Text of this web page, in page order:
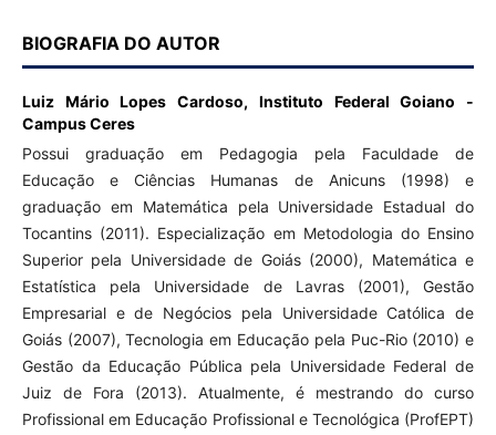
BIOGRAFIA DO AUTOR
Luiz Mário Lopes Cardoso, Instituto Federal Goiano -
Campus Ceres
Possui graduação em Pedagogia pela Faculdade de
Educação e Ciências Humanas de Anicuns (1998) e
graduação em Matemática pela Universidade Estadual do
Tocantins (2011). Especialização em Metodologia do Ensino
Superior pela Universidade de Goiás (2000), Matemática e
Estatística pela Universidade de Lavras (2001), Gestão
Empresarial e de Negócios pela Universidade Católica de
Goiás (2007), Tecnologia em Educação pela Puc-Rio (2010) e
Gestão da Educação Pública pela Universidade Federal de
Juiz de Fora (2013). Atualmente, é mestrando do curso
Profissional em Educação Profissional e Tecnológica (ProfEPT)